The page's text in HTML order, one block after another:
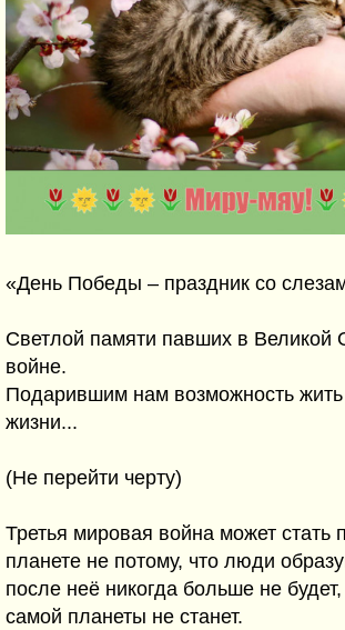
«День Победы – праздник со
Светлой памяти павших в Великой
войне.
Подарившим нам возможность
жизни...
(Не перейти черту)
Третья мировая война может стать
планете не потому, что люди
после неё никогда больше не
самой планеты не станет.